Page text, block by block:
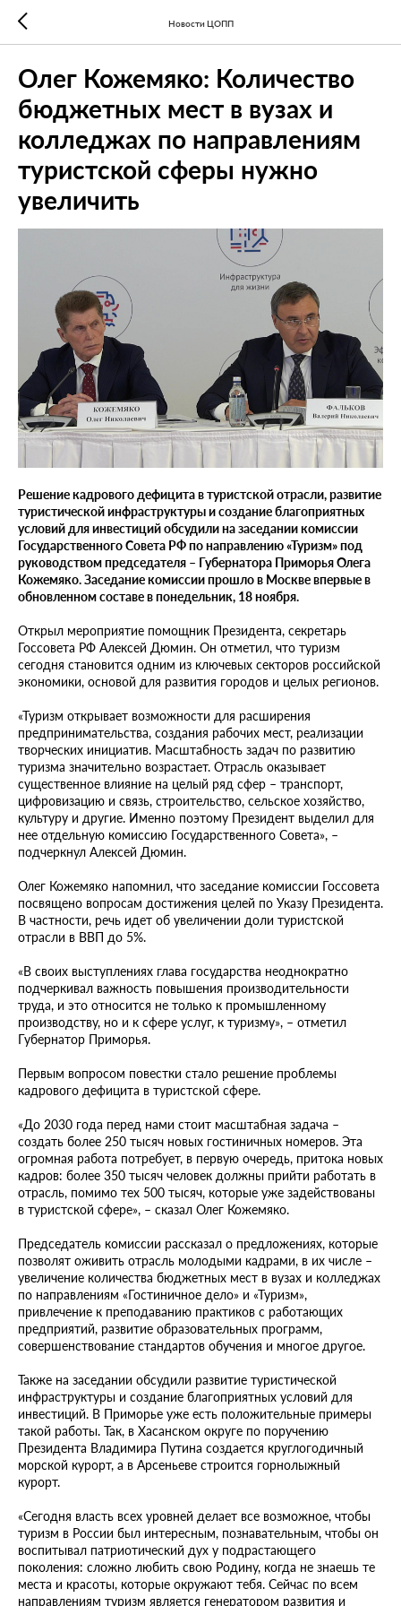
Новости ЦОПП
Олег Кожемяко: Количество
бюджетных мест в вузах и
колледжах по направлениям
туристской сферы нужно
увеличить
Решение кадрового дефицита в туристской отрасли, развитие
туристической инфраструктуры и создание благоприятных
условий для инвестиций обсудили на заседании комиссии
Государственного Совета РФ по направлению «Туризм» под
руководством председателя – Губернатора Приморья Олега
Кожемяко. Заседание комиссии прошло в Москве впервые в
обновленном составе в понедельник, 18 ноября.
Открыл мероприятие помощник Президента, секретарь
Госсовета РФ Алексей Дюмин. Он отметил, что туризм
сегодня становится одним из ключевых секторов российской
экономики, основой для развития городов и целых регионов.
«Туризм открывает возможности для расширения
предпринимательства, создания рабочих мест, реализации
творческих инициатив. Масштабность задач по развитию
туризма значительно возрастает. Отрасль оказывает
существенное влияние на целый ряд сфер – транспорт,
цифровизацию и связь, строительство, сельское хозяйство,
культуру и другие. Именно поэтому Президент выделил для
нее отдельную комиссию Государственного Совета», –
подчеркнул Алексей Дюмин.
Олег Кожемяко напомнил, что заседание комиссии Госсовета
посвящено вопросам достижения целей по Указу Президента.
В частности, речь идет об увеличении доли туристской
отрасли в ВВП до 5%.
«В своих выступлениях глава государства неоднократно
подчеркивал важность повышения производительности
труда, и это относится не только к промышленному
производству, но и к сфере услуг, к туризму», – отметил
Губернатор Приморья.
Первым вопросом повестки стало решение проблемы
кадрового дефицита в туристской сфере.
«До 2030 года перед нами стоит масштабная задача –
создать более 250 тысяч новых гостиничных номеров. Эта
огромная работа потребует, в первую очередь, притока новых
кадров: более 350 тысяч человек должны прийти работать в
отрасль, помимо тех 500 тысяч, которые уже задействованы
в туристской сфере», – сказал Олег Кожемяко.
Председатель комиссии рассказал о предложениях, которые
позволят оживить отрасль молодыми кадрами, в их числе –
увеличение количества бюджетных мест в вузах и колледжах
по направлениям «Гостиничное дело» и «Туризм»,
привлечение к преподаванию практиков с работающих
предприятий, развитие образовательных программ,
совершенствование стандартов обучения и многое другое.
Также на заседании обсудили развитие туристической
инфраструктуры и создание благоприятных условий для
инвестиций. В Приморье уже есть положительные примеры
такой работы. Так, в Хасанском округе по поручению
Президента Владимира Путина создается круглогодичный
морской курорт, а в Арсеньеве строится горнолыжный
курорт.
«Сегодня власть всех уровней делает все возможное, чтобы
туризм в России был интересным, познавательным, чтобы он
воспитывал патриотический дух у подрастающего
поколения: сложно любить свою Родину, когда не знаешь те
места и красоты, которые окружают тебя. Сейчас по всем
направлениям туризм является генератором развития и